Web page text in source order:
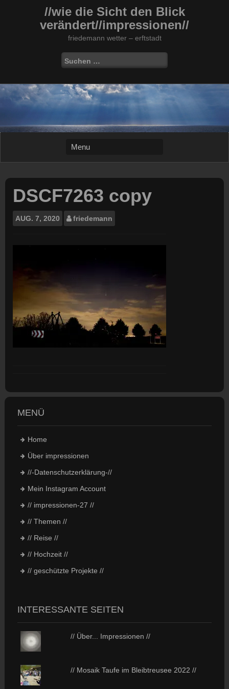
//wie die Sicht den Blick
verändert//impressionen//
friedemann wetter – erftstadt
Suchen
nach:
DSCF7263 copy
AUG. 7, 2020 friedemann
MENÜ
Home
Über impressionen
//-Datenschutzerklärung-//
Mein Instagram Account
// impressionen-27 //
// Themen //
// Reise //
// Hochzeit //
// geschützte Projekte //
INTERESSANTE SEITEN
// Über... Impressionen //
// Mosaik Taufe im Bleibtreusee 2022 //